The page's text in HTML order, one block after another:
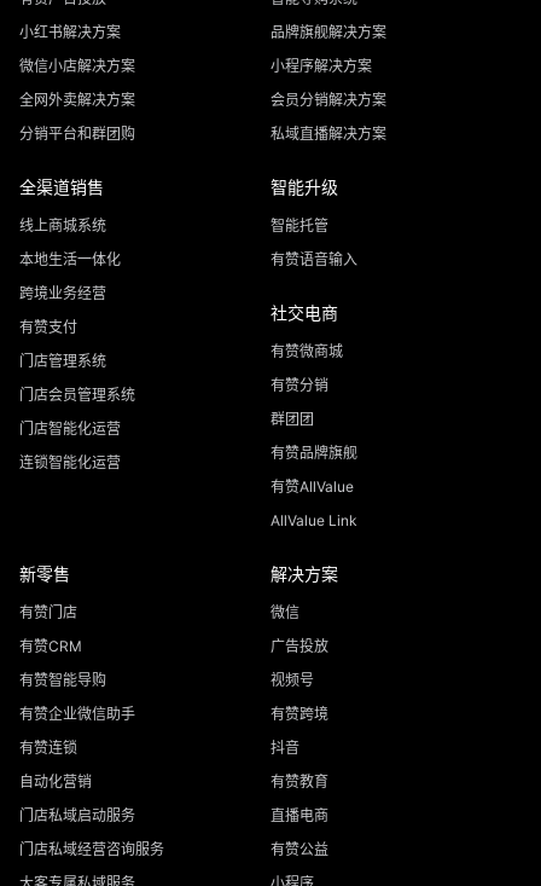
小红书解决方案
微信小店解决方案
全网外卖解决方案
分销平台和群团购
品牌旗舰解决方案
小程序解决方案
会员分销解决方案
私域直播解决方案
全渠道销售
线上商城系统
本地生活一体化
跨境业务经营
有赞支付
门店管理系统
门店会员管理系统
门店智能化运营
连锁智能化运营
智能升级
智能托管
有赞语音输入
社交电商
有赞微商城
有赞分销
群团团
有赞品牌旗舰
有赞AllValue
AllValue Link
新零售
有赞门店
有赞CRM
有赞智能导购
有赞企业微信助手
有赞连锁
自动化营销
门店私域启动服务
门店私域经营咨询服务
解决方案
微信
广告投放
视频号
有赞跨境
抖音
有赞教育
直播电商
有赞公益